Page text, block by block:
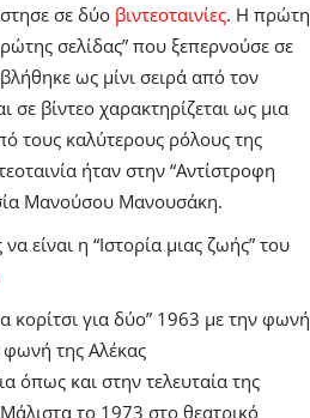
σε δύο βιντεοταινίες. Η πρώτη
σελίδας” που ξεπερνούσε σε
ως μίνι σειρά από τον
βίντεο χαρακτηρίζεται ως μια
τους καλύτερους ρόλους της
ήταν στην “Αντίστροφη
Μανούσου Μανουσάκη.
είναι η “Ιστορία μιας ζωής” του
κορίτσι για δύο” 1963 με την φωνή
φωνή της Αλέκας
όπως και στην τελευταία της
Μάλιστα το 1973 στο θεατρικό